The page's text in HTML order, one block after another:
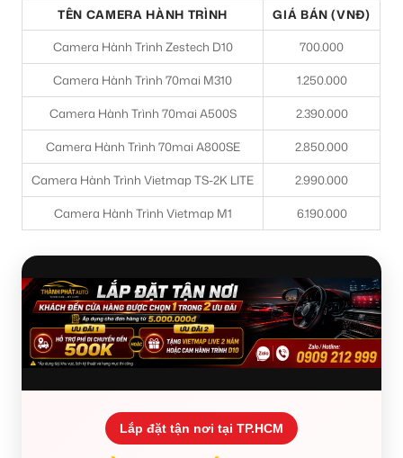
TÊN CAMERA HÀNH TRÌNH
GIÁ BÁN (VNĐ)
Camera Hành Trình Zestech D10
700.000
Camera Hành Trình 70mai M310 1.250.000
Camera Hành Trình 70mai A500S 2.390.000
Camera Hành Trình 70mai A800SE 2.850.000
Camera Hành Trình Vietmap TS-2K LITE 2.990.000
Camera Hành Trình Vietmap M1 6.190.000
Lắp đặt tận nơi tại TP.HCM